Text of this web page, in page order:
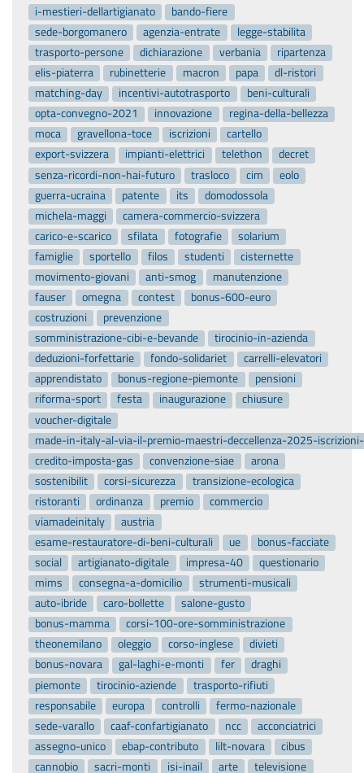
i-mestieri-dellartigianato
bando-fiere
sede-borgomanero
agenzia-entrate
legge-stabilita
trasporto-persone
dichiarazione verbania
ripartenza
elis-piaterra
rubinetterie macron papa
dl-ristori
matching-day
incentivi-autotrasporto
beni-culturali
opta-convegno-2021
innovazione
regina-della-bellezza
moca
gravellona-toce iscrizioni
cartello
export-svizzera
impianti-elettrici telethon
decret
senza-ricordi-non-hai-futuro
trasloco cim
eolo
guerra-ucraina
patente its
domodossola
michela-maggi
camera-commercio-svizzera
carico-e-scarico
sfilata fotografie
solarium
famiglie
sportello filos studenti
cisternette
movimento-giovani
anti-smog
manutenzione
fauser
omegna contest
bonus-600-euro
costruzioni
prevenzione
somministrazione-cibi-e-bevande
tirocinio-in-azienda
deduzioni-forfettarie
fondo-solidariet
carrelli-elevatori
apprendistato
bonus-regione-piemonte
pensioni
riforma-sport
festa inaugurazione
chiusure
voucher-digitale
made-in-italy-al-via-il-premio-maestri-deccellenza-2025-
credito-imposta-gas
convenzione-siae
arona
sostenibilit
corsi-sicurezza
transizione-ecologica
ristoranti
ordinanza premio
commercio
viamadeinitaly
austria
esame-restauratore-di-beni-culturali
ue
bonus-facciate
social
artigianato-digitale impresa-40
questionario
mims
consegna-a-domicilio
strumenti-musicali
auto-ibride
caro-bollette
salone-gusto
bonus-mamma
corsi-100-ore-somministrazione
theonemilano
oleggio corso-inglese
divieti
bonus-novara
gal-laghi-e-monti fer
draghi
piemonte
tirocinio-aziende
trasporto-rifiuti
responsabile
europa controlli
fermo-nazionale
sede-varallo
caaf-confartigianato ncc
acconciatrici
assegno-unico
ebap-contributo lilt-novara
cibus
cannobio
sacri-monti isi-inail arte televisione